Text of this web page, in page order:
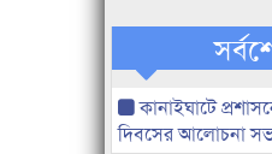
কানাইঘাটে
দিবসের আলোচনা